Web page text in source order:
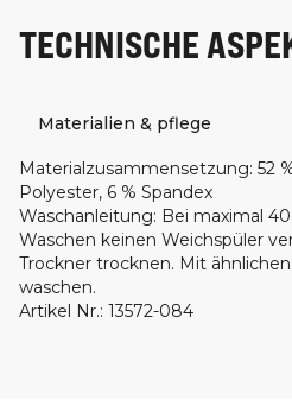
TECHNISCHE
Materialien & pflege
Materialzusammensetzung: 52
Polyester, 6 % Spandex
Waschanleitung: Bei maximal
Waschen keinen Weichspüler
Trockner trocknen. Mit
waschen.
Artikel Nr.: 13572-084